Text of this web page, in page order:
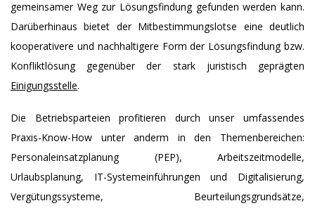
gemeinsamer Weg zur Lösungsfindung gefunden werden kann.
Darüberhinaus bietet der Mitbestimmungslotse eine deutlich
kooperativere und nachhaltigere Form der Lösungsfindung bzw.
Konfliktlösung gegenüber der stark juristisch geprägten
Einigungsstelle.
Die Betriebsparteien profitieren durch unser umfassendes
Praxis-Know-How unter anderm in den Themenbereichen:
Personaleinsatzplanung (PEP), Arbeitszeitmodelle,
Urlaubsplanung, IT-Systemeinführungen und Digitalisierung,
Vergütungssysteme, Beurteilungsgrundsätze,